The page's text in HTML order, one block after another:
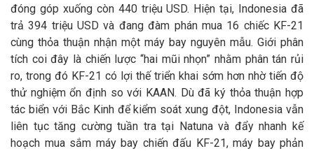
đóng góp xuống còn 440 triệu USD. Hiện tại, Indonesia đã
trả 394 triệu USD và đang đàm phán mua 16 chiếc KF-21
cùng thỏa thuận nhận một máy bay nguyên mẫu. Giới phân
tích coi đây là chiến lược “hai mũi nhọn” nhằm phân tán rủi
ro, trong đó KF-21 có lợi thế triển khai sớm hơn nhờ tiến độ
thử nghiệm ổn định so với KAAN. Dù đã ký thỏa thuận hợp
tác biển với Bắc Kinh để kiểm soát xung đột, Indonesia vẫn
liên tục tăng cường tuần tra tại Natuna và đẩy nhanh kế
hoạch mua sắm máy bay chiến đấu KF-21, máy bay phản